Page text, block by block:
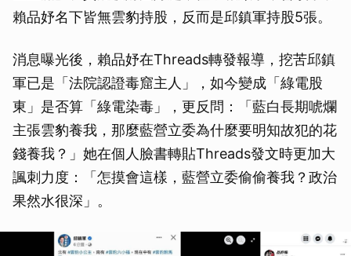
賴品妤名下皆無雲豹持股，反而是邱鎮軍持股5張。
消息曝光後，賴品妤在Threads轉發報導，挖苦邱鎮
軍已是「法院認證毒窟主人」，如今變成「綠電股
東」是否算「綠電染毒」，更反問：「藍白長期唬爛
主張雲豹養我，那麼藍營立委為什麼要明知故犯的花
錢養我？」她在個人臉書轉貼Threads發文時更加大
諷刺力度：「怎摸會這樣，藍營立委偷偷養我？政治
果然水很深」。